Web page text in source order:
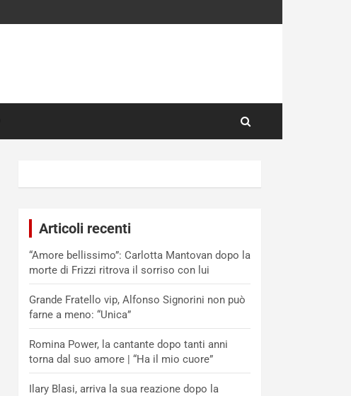
Articoli recenti
“Amore bellissimo”: Carlotta Mantovan dopo la
morte di Frizzi ritrova il sorriso con lui
Grande Fratello vip, Alfonso Signorini non può
farne a meno: “Unica”
Romina Power, la cantante dopo tanti anni
torna dal suo amore | “Ha il mio cuore”
Ilary Blasi, arriva la sua reazione dopo la